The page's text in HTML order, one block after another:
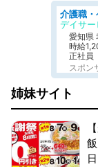
デイサー
愛知県
時給
正社員
スポン
姉妹サイト